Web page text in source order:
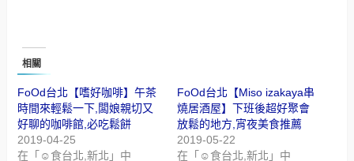
相關
FoOd台北【嗜好咖啡】午茶
時間來輕鬆一下,闆娘親切又
好聊的咖啡館,必吃鬆餅
2019-04-25
在「☺食台北,新北」中
FoOd台北【Miso izakaya串
燒居酒屋】下班後超好聚會
放鬆的地方,宵夜美食推薦
2019-05-22
在「☺食台北,新北」中